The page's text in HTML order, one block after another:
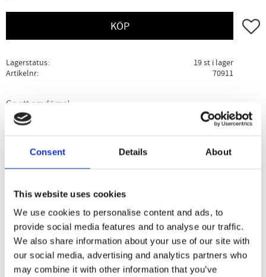
Consent Details About
This website uses cookies
We use cookies to personalise content and ads, to
provide social media features and to analyse our traffic.
We also share information about your use of our site with
our social media, advertising and analytics partners who
may combine it with other information that you’ve
KÖP Lägg
Lagerstatus
19 st i lager
Artikelnr
70911
Ge ett omdöme!
för hemmabruk. Tints of Nature´s hårfärger gör att du kan
skonsammare sätt. Med mer ekologiskt certifierade
ingredienser och med mindre kemikalier. Tints of Nature
finns i 24 vackra nyanser och kan även mixas tillsammans.